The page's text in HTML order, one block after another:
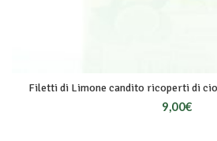
Filetti di Limone candito ricoperti di
9,00€